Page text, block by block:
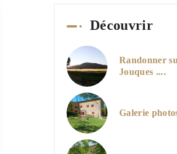
Découvrir
Randonner
Jouques ....
Galerie